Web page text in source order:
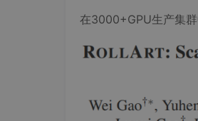
在3000+GPU生产集群